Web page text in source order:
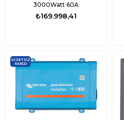
3000Watt 60A
₺169.998,41
ÜCRETSIZ
KARGO